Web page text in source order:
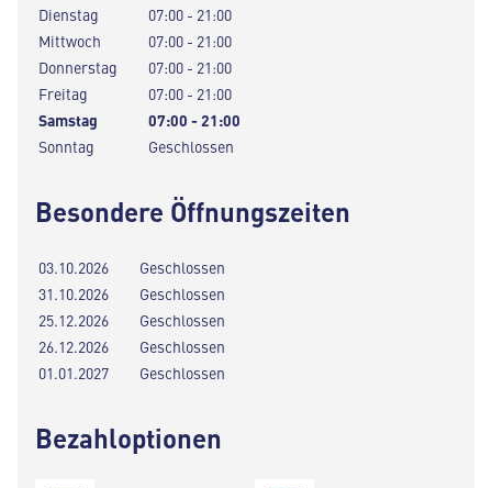
Dienstag
07:00 - 21:00
Mittwoch
07:00 - 21:00
Donnerstag
07:00 - 21:00
Freitag
07:00 - 21:00
Samstag
07:00 - 21:00
Sonntag
Geschlossen
Besondere Öffnungszeiten
03.10.2026
Geschlossen
31.10.2026
Geschlossen
25.12.2026
Geschlossen
26.12.2026
Geschlossen
01.01.2027
Geschlossen
Bezahloptionen